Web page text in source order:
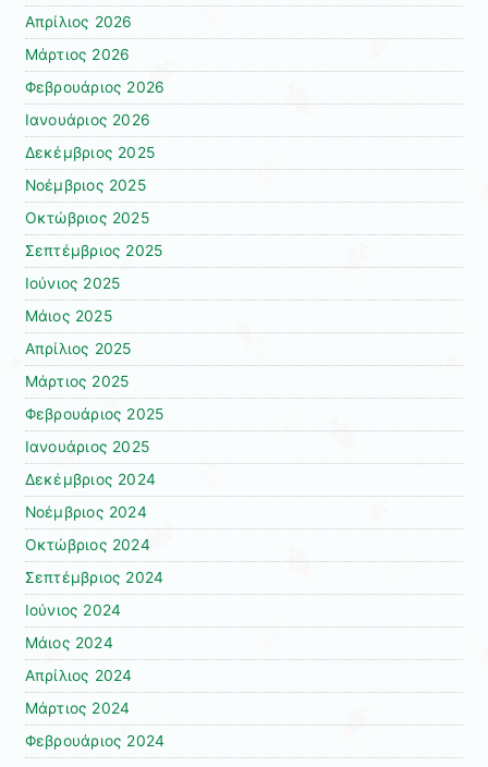
Απρίλιος 2026
Μάρτιος 2026
Φεβρουάριος 2026
Ιανουάριος 2026
Δεκέμβριος 2025
Νοέμβριος 2025
Οκτώβριος 2025
Σεπτέμβριος 2025
Ιούνιος 2025
Μάιος 2025
Απρίλιος 2025
Μάρτιος 2025
Φεβρουάριος 2025
Ιανουάριος 2025
Δεκέμβριος 2024
Νοέμβριος 2024
Οκτώβριος 2024
Σεπτέμβριος 2024
Ιούνιος 2024
Μάιος 2024
Απρίλιος 2024
Μάρτιος 2024
Φεβρουάριος 2024